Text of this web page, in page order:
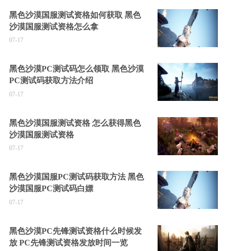
黑色沙漠国服测试资格如何获取 黑色
沙漠国服测试资格怎么拿
07-17
黑色沙漠PC测试码怎么领取 黑色沙漠
PC测试码获取方法介绍
07-17
黑色沙漠国服测试资格 怎么获得黑色
沙漠国服测试资格
07-17
黑色沙漠国服PC测试码获取方法 黑色
沙漠国服PC测试码白嫖
07-17
黑色沙漠PC先锋测试资格什么时候发
放 PC先锋测试资格发放时间一览